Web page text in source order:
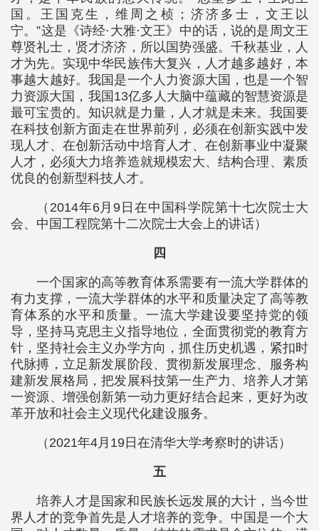
国。王国克生，维周之桢；济济多士，文王以
宁。”这是《诗经·大雅·文王》中的话，说的是周文王
尊贤礼士，贤才济济，所以国势强盛。千秋基业，人
才为先。实现中华民族伟大复兴，人才越多越好，本
事越大越好。我国是一个人力资源大国，也是一个智
力资源大国，我国13亿多人大脑中蕴藏的智慧资源是
最可宝贵的。知识就是力量，人才就是未来。我国要
在科技创新方面走在世界前列，必须在创新实践中发
现人才、在创新活动中培育人才、在创新事业中凝聚
人才，必须大力培养造就规模宏大、结构合理、素质
优良的创新型科技人才。
（2014年6月9日在中国科学院第十七次院士大
会、中国工程院第十二次院士大会上的讲话）
四
一个国家的高等教育体系需要有一流大学群体的
有力支撑，一流大学群体的水平和质量决定了高等教
育体系的水平和质量。一流大学建设要坚持党的领
导，坚持马克思主义指导地位，全面贯彻党的教育方
针，坚持社会主义办学方向，抓住历史机遇，紧扣时
代脉搏，立足新发展阶段、贯彻新发展理念、服务构
建新发展格局，把发展科技第一生产力、培养人才第
一资源、增强创新第一动力更好结合起来，更好为改
革开放和社会主义现代化建设服务。
（2021年4月19日在清华大学考察时的讲话）
五
培养人才是国家和民族长远发展的大计，当今世
界人才的竞争首先是人才培养的竞争。中国是一个大